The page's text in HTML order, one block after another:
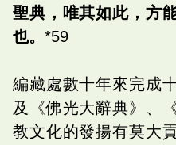
聖典，唯其如此，方
也。 *59
編藏處數十年來完成
及《佛光大辭典》、
教文化的發揚有莫大